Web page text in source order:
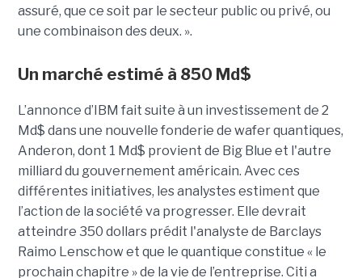
assuré, que ce soit par le secteur public ou privé, ou
une combinaison des deux. ».
Un marché estimé à 850 Md$
L’annonce d’IBM fait suite à un investissement de 2
Md$ dans une nouvelle fonderie de wafer quantiques,
Anderon, dont 1 Md$ provient de Big Blue et l'autre
milliard du gouvernement américain. Avec ces
différentes initiatives, les analystes estiment que
l’action de la société va progresser. Elle devrait
atteindre 350 dollars prédit l'analyste de Barclays
Raimo Lenschow et que le quantique constitue « le
prochain chapitre » de la vie de l’entreprise. Citi a